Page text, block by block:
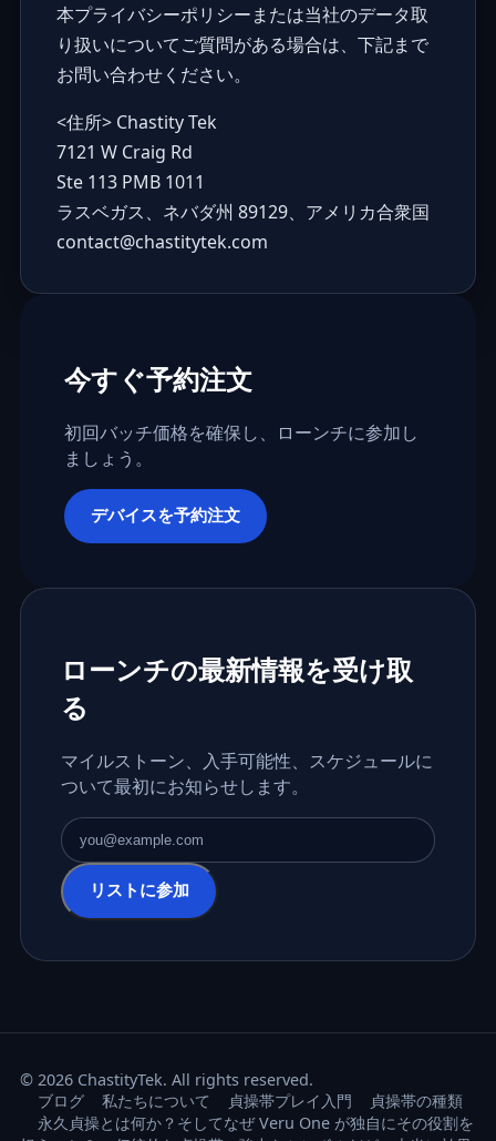
本プライバシーポリシーまたは当社のデータ取
り扱いについてご質問がある場合は、下記まで
お問い合わせください。
<住所> Chastity Tek
7121 W Craig Rd
Ste 113 PMB 1011
ラスベガス、ネバダ州 89129、アメリカ合衆国
contact@chastitytek.com
今すぐ予約注文
初回バッチ価格を確保し、ローンチに参加し
ましょう。
デバイスを予約注文
ローンチの最新情報を受け取
る
マイルストーン、入手可能性、スケジュールに
ついて最初にお知らせします。
メールアドレス
リストに参加
© 2026 ChastityTek. All rights reserved.
ブログ
私たちについて 貞操帯プレイ入門
貞操帯の種類
永久貞操とは何か？そしてなぜ Veru One が独自にその役割を